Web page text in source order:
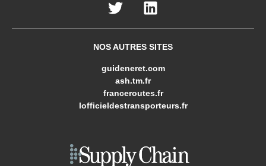
NOS AUTRES SITES
guideneret.com
ash.tm.fr
franceroutes.fr
lofficieldestransporteurs.fr